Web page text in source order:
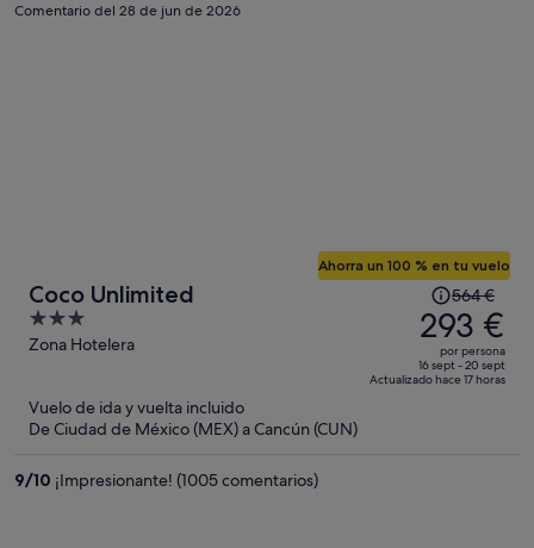
Comentario del 28 de jun de 2026
Coco Unlimited
3
out
Zona Hotelera
Ahorra un 100 % en tu vuelo
El
precio
era
de
564 €,
564 €
293 €
por persona
16 sept - 20 sept
Actualizado hace 17 horas
Vuelo de ida y vuelta incluido
De Ciudad de México (MEX) a Cancún (CUN)
9/10 ¡Impresionante! (1005 comentarios)